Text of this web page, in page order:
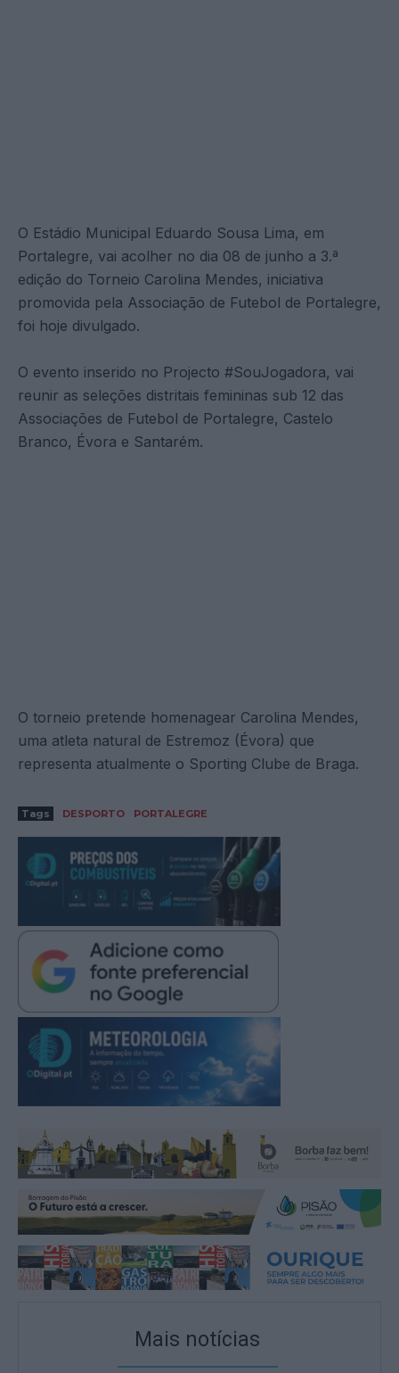
O Estádio Municipal Eduardo Sousa Lima, em
Portalegre, vai acolher no dia 08 de junho a 3.ª
edição do Torneio Carolina Mendes, iniciativa
promovida pela Associação de Futebol de Portalegre,
foi hoje divulgado.
O evento inserido no Projecto #SouJogadora, vai
reunir as seleções distritais femininas sub 12 das
Associações de Futebol de Portalegre, Castelo
Branco, Évora e Santarém.
O torneio pretende homenagear Carolina Mendes,
uma atleta natural de Estremoz (Évora) que
representa atualmente o Sporting Clube de Braga.
Tags DESPORTO PORTALEGRE
Mais notícias